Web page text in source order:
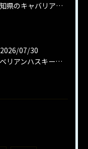
愛知県のキャバリア子犬の魅力秘話
2026/07/30
シベリアンハスキー子犬の魅力と飼育法